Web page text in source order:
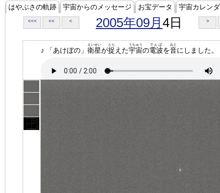
はやぶさの軌跡 宇宙からのメッセージ お宝データ 宇宙カレン
<<< << < 2005年09月 4日 >
♪ 「あけぼの」 衛星
えいせい
が捉
とら
えた宇宙
うちゅう
の電波
でんぱ
を音
おと
にしました。